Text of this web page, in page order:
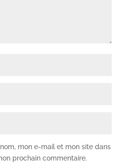
mon e-mail et mon site dans
prochain commentaire.